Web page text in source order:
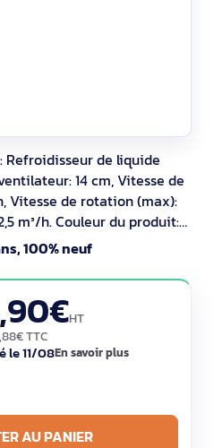
Refroidisseur de liquide
14 cm, Vitesse de
de rotation (max):
m³/h. Couleur du produit:
100% neuf
HT
TTC
le 11/08En savoir plus
AU PANIER